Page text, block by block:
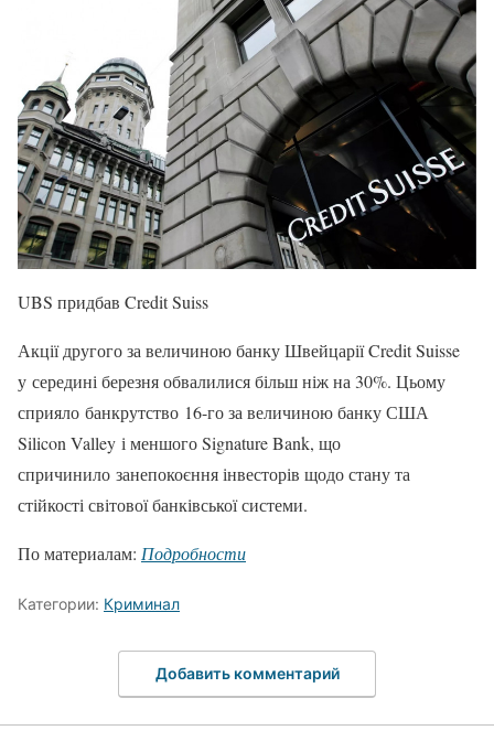
UBS придбав Credit Suiss
Акції другого за величиною банку Швейцарії Credit Suisse
у середині березня обвалилися більш ніж на 30%. Цьому
сприяло банкрутство 16-го за величиною банку США
Silicon Valley і меншого Signature Bank, що
спричинило занепокоєння інвесторів щодо стану та
стійкості світової банківської системи.
По материалам: Подробности
Категории: Криминал
Добавить комментарий